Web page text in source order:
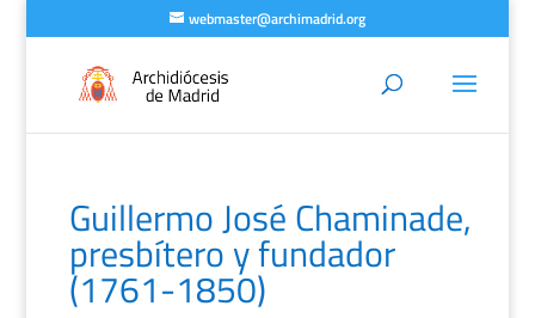
webmaster@archimadrid.org
Guillermo José Chaminade,
presbítero y fundador
(1761-1850)